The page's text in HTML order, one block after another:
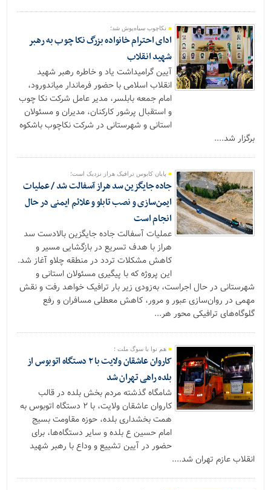
نکاچوب سیاه‌پوش شد؛
ادای احترام خانواده بزرگ نکا چوب به رهبر
شهید انقلاب
آیین گرامیداشت یاد و خاطره رهبر شهید
انقلاب اسلامی با حضور فرماندار میاندورود،
امام جمعه بابلسر، مدیر عامل شرکت نکا چوب
و استقبال پرشور کارکنان، مدیران و مسئولان
استانی و شهرستانی در شرکت نکاچوب باشکوه
برگزار شد....
پایان کابوس ترافیک هراز نزدیک است؛
جاده جایگزین سد هراز آسفالت شد / عملیات
ایمن‌سازی و نصب تابلو و علائم ایمنی در حال
انجام است
عملیات آسفالت جاده جایگزین بالادست سد
هراز با هدف تسریع در بازگشایی مسیر و
کاهش مشکلات تردد در منطقه چلاو آغاز شد.
این پروژه که با پیگیری مسئولان استانی و
شهرستانی در حال اجراست، به‌زودی زیر بار ترافیک خواهد رفت و نقش
مهمی در روان‌سازی عبور و مرور، کاهش معطلی مسافران و رفع
گلوگاه‌های ترافیکی محور هر...
هم نوا با سوگ ملت ؛
کاروان عاشقان ولایت با ۲ دستگاه اتوبوس از
بلده راهی تهران شد
شامگاه گذشته مردم بخش بلده در قالب
کاروان عاشقان ولایت، با ۲ دستگاه اتوبوس به
همت بخشداری بلده، حوزه مقاومت بسیج
امام حسین ع بلده و سایر دستگاه‌ها، برای
حضور در آیین تشییع و وداع با رهبر شهید
انقلاب عازم تهران شد....